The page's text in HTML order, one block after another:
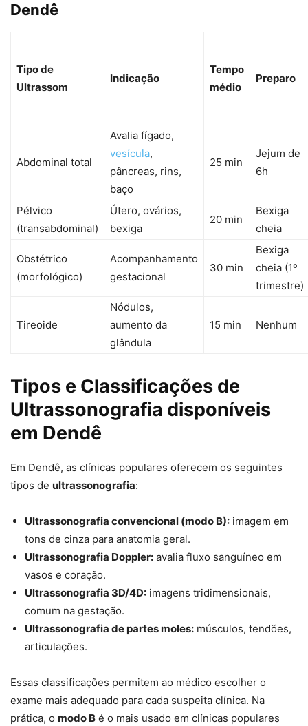
Dendê
Tipo de
Ultrassom
Indicação
Tempo
médio
Preparo
Abdominal total
Avalia fígado,
vesícula,
pâncreas, rins,
baço
25 min
Jejum de
6h
Pélvico
(transabdominal)
Útero, ovários,
bexiga
20 min
Bexiga
cheia
Obstétrico
(morfológico)
Acompanhamento
gestacional
30 min
Bexiga
cheia (1º
trimestre)
Tireoide
Nódulos,
aumento da
glândula
15 min Nenhum
Tipos e Classificações de
Ultrassonografia disponíveis
em Dendê
Em Dendê, as clínicas populares oferecem os seguintes
tipos de ultrassonografia:
Ultrassonografia convencional (modo B): imagem em
tons de cinza para anatomia geral.
Ultrassonografia Doppler: avalia fluxo sanguíneo em
vasos e coração.
Ultrassonografia 3D/4D: imagens tridimensionais,
comum na gestação.
Ultrassonografia de partes moles: músculos, tendões,
articulações.
Essas classificações permitem ao médico escolher o
exame mais adequado para cada suspeita clínica. Na
prática, o modo B é o mais usado em clínicas populares